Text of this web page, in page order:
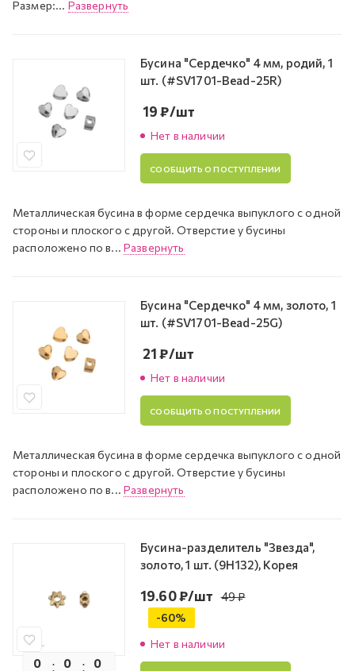
Размер:... Развернуть
Бусина "Сердечко" 4 мм, родий, 1
шт. (#SV1701-Bead-25R)
Нет в наличии
19₽/шт
СООБЩИТЬ О ПОСТУПЛЕНИИ
Металлическая бусина в форме сердечка выпуклого с одной
стороны и плоского с другой. Отверстие у бусины
расположено по в...Развернуть
Бусина "Сердечко" 4 мм, золото, 1
шт. (#SV1701-Bead-25G)
Нет в наличии
21₽/шт
СООБЩИТЬ О ПОСТУПЛЕНИИ
Металлическая бусина в форме сердечка выпуклого с одной
стороны и плоского с другой. Отверстие у бусины
расположено по в...Развернуть
0 0 0
Бусина-разделитель "Звезда",
золото, 1 шт. (9H132), Корея
Нет в наличии
19.60₽/шт 49₽
-60%